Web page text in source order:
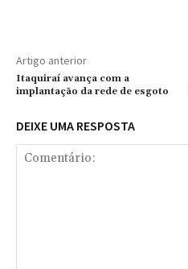
Artigo anterior
Itaquiraí avança com a
implantação da rede de esgoto
DEIXE UMA RESPOSTA